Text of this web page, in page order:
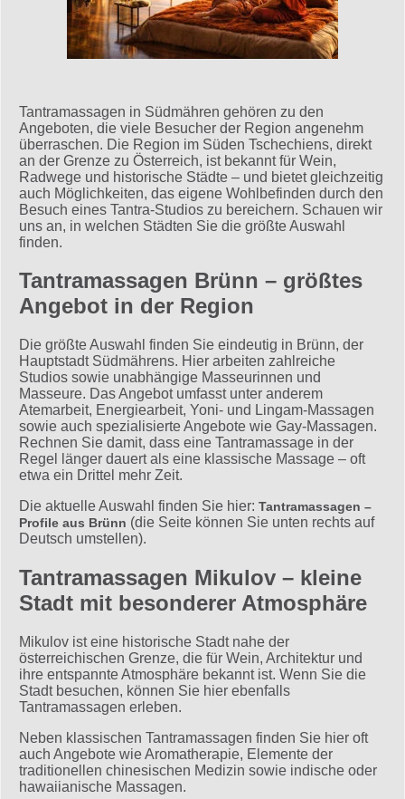
Tantramassagen in Südmähren gehören zu den
Angeboten, die viele Besucher der Region angenehm
überraschen. Die Region im Süden Tschechiens, direkt
an der Grenze zu Österreich, ist bekannt für Wein,
Radwege und historische Städte – und bietet gleichzeitig
auch Möglichkeiten, das eigene Wohlbefinden durch den
Besuch eines Tantra-Studios zu bereichern. Schauen wir
uns an, in welchen Städten Sie die größte Auswahl
finden.
Tantramassagen Brünn – größtes
Angebot in der Region
Die größte Auswahl finden Sie eindeutig in Brünn, der
Hauptstadt Südmährens. Hier arbeiten zahlreiche
Studios sowie unabhängige Masseurinnen und
Masseure. Das Angebot umfasst unter anderem
Atemarbeit, Energiearbeit, Yoni- und Lingam-Massagen
sowie auch spezialisierte Angebote wie Gay-Massagen.
Rechnen Sie damit, dass eine Tantramassage in der
Regel länger dauert als eine klassische Massage – oft
etwa ein Drittel mehr Zeit.
Die aktuelle Auswahl finden Sie hier: Tantramassagen –
Profile aus Brünn (die Seite können Sie unten rechts auf
Deutsch umstellen).
Tantramassagen Mikulov – kleine
Stadt mit besonderer Atmosphäre
Mikulov ist eine historische Stadt nahe der
österreichischen Grenze, die für Wein, Architektur und
ihre entspannte Atmosphäre bekannt ist. Wenn Sie die
Stadt besuchen, können Sie hier ebenfalls
Tantramassagen erleben.
Neben klassischen Tantramassagen finden Sie hier oft
auch Angebote wie Aromatherapie, Elemente der
traditionellen chinesischen Medizin sowie indische oder
hawaiianische Massagen.